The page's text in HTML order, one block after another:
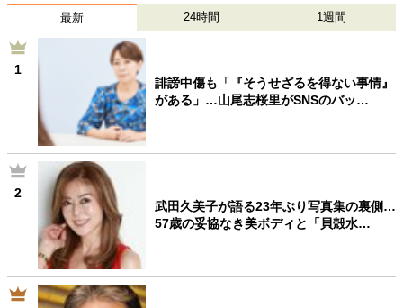
最新 24時間 1週間
1
誹謗中傷も「『そうせざるを得ない事情』
がある」…山尾志桜里がSNSのバッ…
2
武田久美子が語る23年ぶり写真集の裏側…
57歳の妥協なき美ボディと「貝殻水…